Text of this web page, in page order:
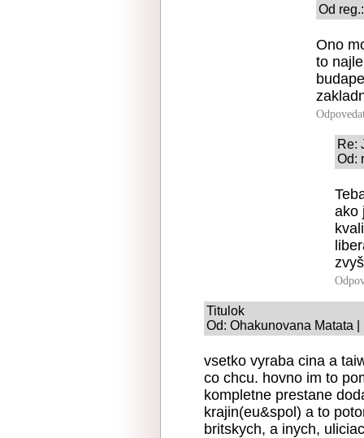
Od
Ono
to
Re:
Od:
ako
Titulok
Od: Ohakunovana Matata
vsetko vyraba cina a
co chcu. hovno im to
kompletne prestane
krajin(eu&spol) a to
britskych, a inych,